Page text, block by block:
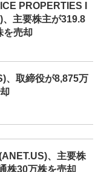
PROPERTIES I
、主要株主が319.8
を売却
、取締役が8,875万
、主要株
株30万株を売却